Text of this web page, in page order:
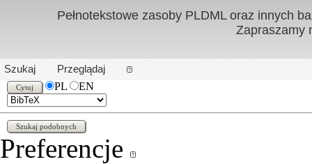
PL|EN
Pełnotekstowe zasoby PLDML oraz innych
Zapraszamy
Szukaj
Przeglądaj
PL
EN
Preferencje